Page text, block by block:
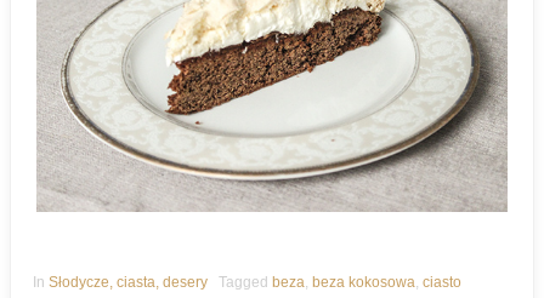
In Słodycze, ciasta, desery Tagged beza beza kokosowa ciasto